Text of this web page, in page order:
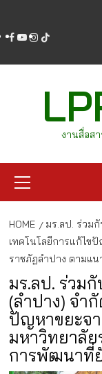
content
facebook
youtube
instagram
tiktok
งานสื่อส
Menu
HOME
มร.ลป. ร่วม
เทคโนโลยีการแก้ไข
ราชภัฏลำปาง ตามแ
มร.ลป. ร่วม
(ลำปาง) จำ
ปัญหาขยะจา
มหาวิทยาลัย
การพัฒนาที่